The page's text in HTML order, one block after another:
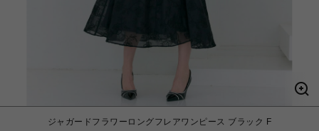
ジャガードフラワーロングフレアワンピース ブラック F